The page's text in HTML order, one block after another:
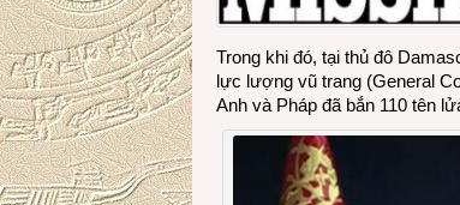
Trong khi đó, tại thủ đô
lực lượng vũ trang (General
Anh và Pháp đã bắn 110 tên